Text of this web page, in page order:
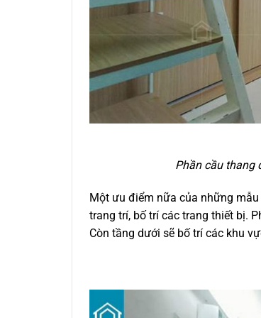
Phần cầu thang
Một ưu điểm nữa của những
trang trí, bố trí các trang thiết bị.
Còn tầng dưới sẽ bố trí các khu